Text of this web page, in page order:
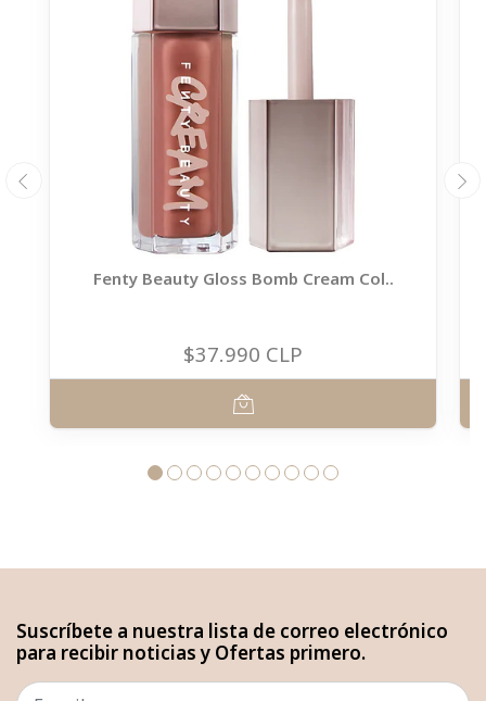
Fenty Beauty Gloss Bomb Cream Col..
$37.990 CLP
Suscríbete a nuestra lista de correo electrónico
para recibir noticias y Ofertas primero.